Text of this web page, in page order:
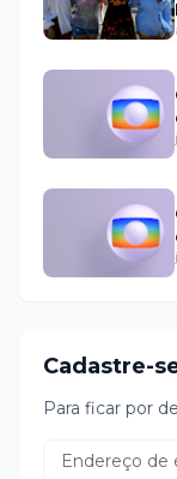
Cadastre-
Para ficar por